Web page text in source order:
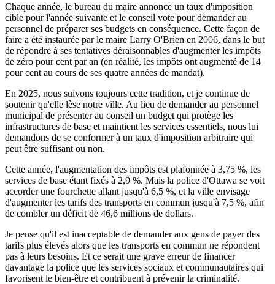
Chaque année, le bureau du maire annonce un taux d'imposition
cible pour l'année suivante et le conseil vote pour demander au
personnel de préparer ses budgets en conséquence. Cette façon de
faire a été instaurée par le maire Larry O'Brien en 2006, dans le but
de répondre à ses tentatives déraisonnables d'augmenter les impôts
de zéro pour cent par an (en réalité, les impôts ont augmenté de 14
pour cent au cours de ses quatre années de mandat).
En 2025, nous suivons toujours cette tradition, et je continue de
soutenir qu'elle lèse notre ville. Au lieu de demander au personnel
municipal de présenter au conseil un budget qui protège les
infrastructures de base et maintient les services essentiels, nous lui
demandons de se conformer à un taux d'imposition arbitraire qui
peut être suffisant ou non.
Cette année, l'augmentation des impôts est plafonnée à 3,75 %, les
services de base étant fixés à 2,9 %. Mais la police d'Ottawa se voit
accorder une fourchette allant jusqu'à 6,5 %, et la ville envisage
d'augmenter les tarifs des transports en commun jusqu'à 7,5 %, afin
de combler un déficit de 46,6 millions de dollars.
Je pense qu'il est inacceptable de demander aux gens de payer des
tarifs plus élevés alors que les transports en commun ne répondent
pas à leurs besoins. Et ce serait une grave erreur de financer
davantage la police que les services sociaux et communautaires qui
favorisent le bien-être et contribuent à prévenir la criminalité.